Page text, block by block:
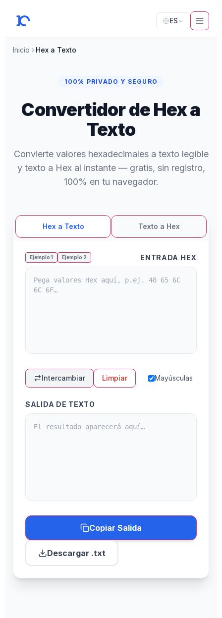
ES
Inicio Hex a Texto
100% PRIVADO Y SEGURO
Convertidor de Hex a
Texto
Convierte valores hexadecimales a texto legible
y texto a Hex al instante — gratis, sin registro,
100% en tu navegador.
Hex a Texto Texto a Hex
Ejemplo 1 Ejemplo 2 ENTRADA HEX
Intercambiar Limpiar Mayúsculas
SALIDA DE TEXTO
Copiar Salida
Descargar .txt